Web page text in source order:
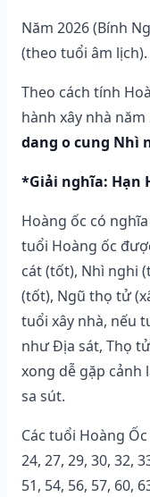
Năm 2026 (Bính
(theo tuổi âm lịch).
Theo cách tính
hành xây nhà năm
dang o cung Nhì
*Giải nghĩa: Hạn
Hoàng ốc có
tuổi Hoàng ốc
cát (tốt), Nhì nghi
(tốt), Ngũ thọ tử
tuổi xây nhà, nếu
như Địa sát, Thọ
xong dễ gặp cảnh
sa sút.
Các tuổi Hoàng
24, 27, 29, 30, 32,
51, 54, 56, 57, 60,